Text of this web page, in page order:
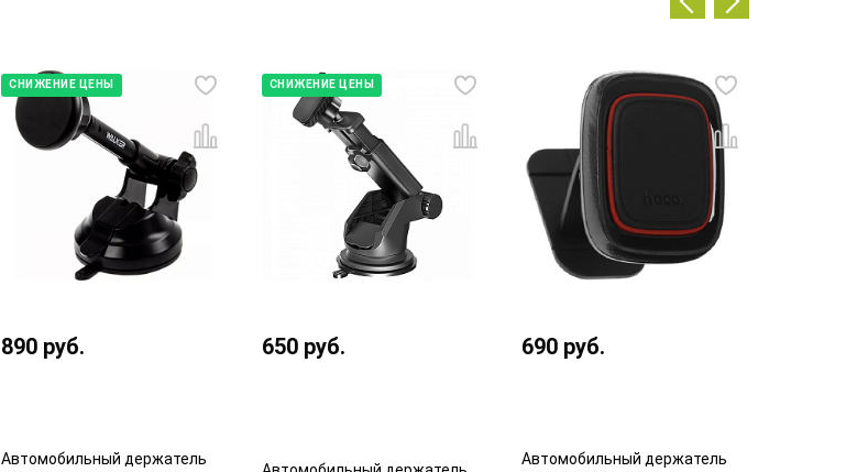
СНИЖЕНИЕ ЦЕНЫ
890 руб.
Автомобильный держатель
СНИЖЕНИЕ ЦЕНЫ
650 руб. 690 руб.
Автомобильный держатель